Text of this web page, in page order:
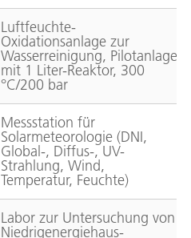
Luftfeuchte-
Oxidationsanlage zur
Wasserreinigung, Pilotanlage
mit 1 Liter-Reaktor, 300
°C/200 bar
Messstation für
Solarmeteorologie (DNI,
Global-, Diffus-, UV-
Strahlung, Wind,
Temperatur, Feuchte)
Labor zur Untersuchung von
Niedrigenergiehaus-